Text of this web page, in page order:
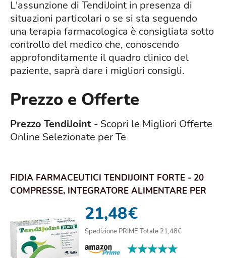
L'assunzione di TendiJoint in presenza di
situazioni particolari o se si sta seguendo
una terapia farmacologica è consigliata sotto
controllo del medico che, conoscendo
approfonditamente il quadro clinico del
paziente, saprà dare i migliori consigli.
Prezzo e Offerte
Prezzo TendiJoint - Scopri le Migliori Offerte
Online Selezionate per Te
FIDIA FARMACEUTICI TENDIJOINT FORTE - 20
COMPRESSE, INTEGRATORE ALIMENTARE PER
21,48€
Spedizione PRIME Totale 21,48€
★★★★★
★★★★★